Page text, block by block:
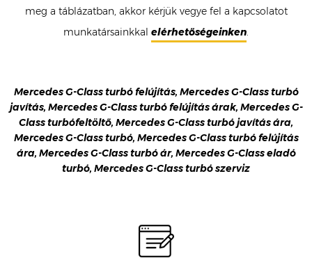
meg a táblázatban, akkor kérjük vegye fel a kapcsolatot
munkatársainkkal elérhetőségeinken.
Mercedes G-Class turbó felújítás, Mercedes G-Class turbó
javítás, Mercedes G-Class turbó felújítás árak, Mercedes G-
Class turbófeltöltő, Mercedes G-Class turbó javítás ára,
Mercedes G-Class turbó, Mercedes G-Class turbó felújítás
ára, Mercedes G-Class turbó ár, Mercedes G-Class eladó
turbó, Mercedes G-Class turbó szerviz